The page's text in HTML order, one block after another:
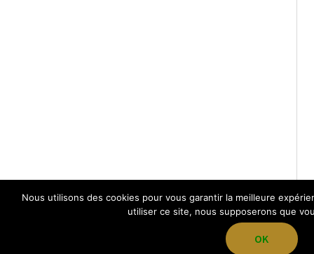
Nous utilisons des cookies pour vous garantir la meilleure
utiliser ce site, nous supposerons que
OK